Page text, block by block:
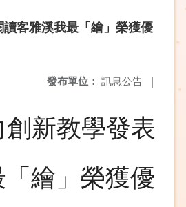
客雅溪我最「繪」榮獲優
發布單位： 訊息公告 |
新教學發表
繪」榮獲優